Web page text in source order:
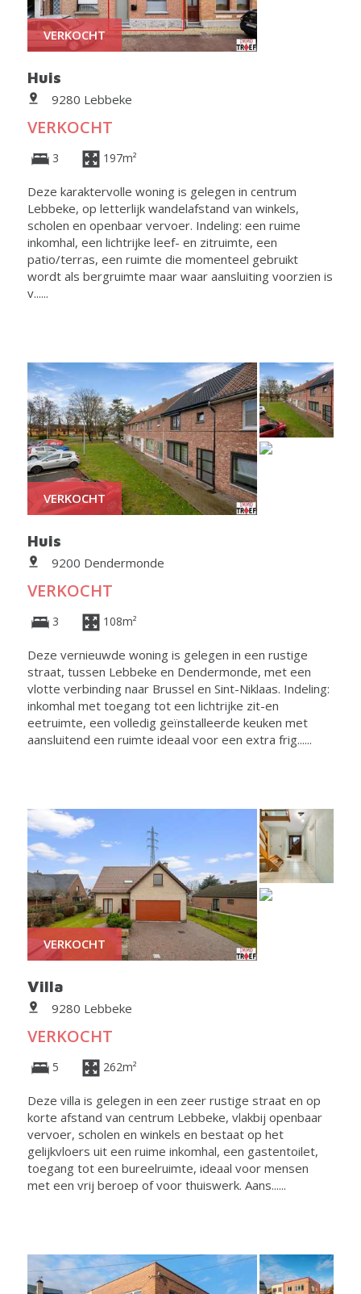
VERKOCHT
Huis
9280 Lebbeke
VERKOCHT
3 197m²
Deze karaktervolle woning is gelegen in centrum
Lebbeke, op letterlijk wandelafstand van winkels,
scholen en openbaar vervoer. Indeling: een ruime
inkomhal, een lichtrijke leef- en zitruimte, een
patio/terras, een ruimte die momenteel gebruikt
wordt als bergruimte maar waar aansluiting voorzien is
v......
VERKOCHT
Huis
9200 Dendermonde
VERKOCHT
3 108m²
Deze vernieuwde woning is gelegen in een rustige
straat, tussen Lebbeke en Dendermonde, met een
vlotte verbinding naar Brussel en Sint-Niklaas. Indeling:
inkomhal met toegang tot een lichtrijke zit-en
eetruimte, een volledig geïnstalleerde keuken met
aansluitend een ruimte ideaal voor een extra frig......
VERKOCHT
Villa
9280 Lebbeke
VERKOCHT
5 262m²
Deze villa is gelegen in een zeer rustige straat en op
korte afstand van centrum Lebbeke, vlakbij openbaar
vervoer, scholen en winkels en bestaat op het
gelijkvloers uit een ruime inkomhal, een gastentoilet,
toegang tot een bureelruimte, ideaal voor mensen
met een vrij beroep of voor thuiswerk. Aans......